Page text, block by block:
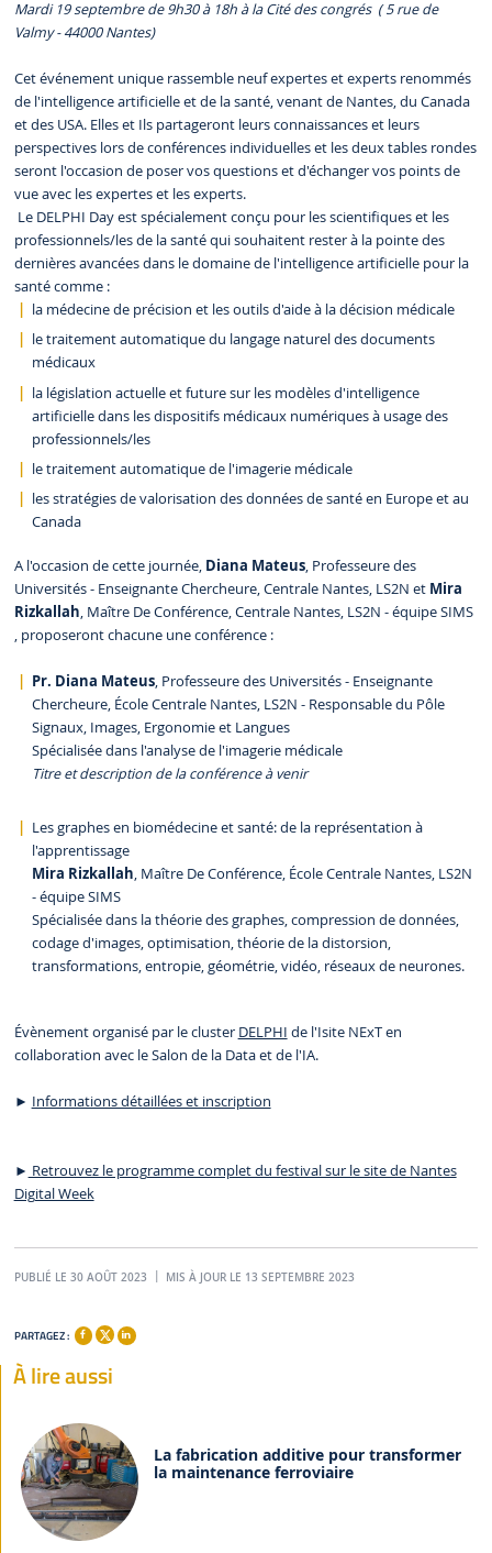
Mardi 19 septembre de 9h30 à 18h à la Cité des congrés ( 5 rue de
Valmy - 44000 Nantes)
Cet événement unique rassemble neuf expertes et experts renommés
de l'intelligence artificielle et de la santé, venant de Nantes, du Canada
et des USA. Elles et Ils partageront leurs connaissances et leurs
perspectives lors de conférences individuelles et les deux tables rondes
seront l'occasion de poser vos questions et d'échanger vos points de
vue avec les expertes et les experts.
Le DELPHI Day est spécialement conçu pour les scientifiques et les
professionnels/les de la santé qui souhaitent rester à la pointe des
dernières avancées dans le domaine de l'intelligence artificielle pour la
santé comme :
la médecine de précision et les outils d'aide à la décision médicale
le traitement automatique du langage naturel des documents
médicaux
la législation actuelle et future sur les modèles d'intelligence
artificielle dans les dispositifs médicaux numériques à usage des
professionnels/les
le traitement automatique de l'imagerie médicale
les stratégies de valorisation des données de santé en Europe et au
Canada
A l'occasion de cette journée, Diana Mateus, Professeure des
Universités - Enseignante Chercheure, Centrale Nantes, LS2N et Mira
Rizkallah, Maître De Conférence, Centrale Nantes, LS2N - équipe SIMS
, proposeront chacune une conférence :
Pr. Diana Mateus, Professeure des Universités - Enseignante
Chercheure, École Centrale Nantes, LS2N - Responsable du Pôle
Signaux, Images, Ergonomie et Langues
Spécialisée dans l'analyse de l'imagerie médicale
Titre et description de la conférence à venir
Les graphes en biomédecine et santé: de la représentation à
l'apprentissage
Mira Rizkallah, Maître De Conférence, École Centrale Nantes, LS2N
- équipe SIMS
Spécialisée dans la théorie des graphes, compression de données,
codage d'images, optimisation, théorie de la distorsion,
transformations, entropie, géométrie, vidéo, réseaux de neurones.
Évènement organisé par le cluster DELPHI de l'Isite NExT en
collaboration avec le Salon de la Data et de l'IA.
► Informations détaillées et inscription
► Retrouvez le programme complet du festival sur le site de Nantes
Digital Week
PUBLIÉ LE 30 AOÛT 2023 MIS À JOUR LE 13 SEPTEMBRE 2023
PARTAGEZ :
À lire aussi
La fabrication additive pour transformer
la maintenance ferroviaire